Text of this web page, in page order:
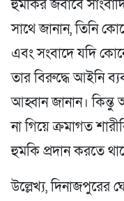
হুমকির জবাবে
সাথে জানান, তিনি
এবং সংবাদে যদি
তার বিরুদ্ধে আইনি
আহ্বান জানান।
না গিয়ে ক্রমাগত
হুমকি প্রদান করতে
উল্লেখ্য, দিনাজপুরের